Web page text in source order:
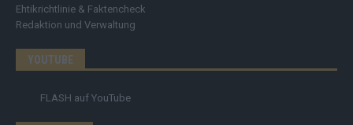
Ehtikrichtlinie & Faktencheck
Redaktion und Verwaltung
YOUTUBE
FLASH auf YouTube